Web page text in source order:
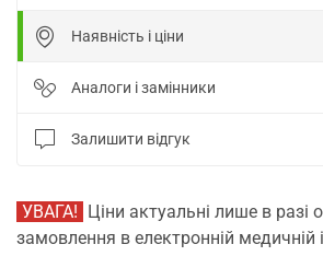
Наявність і ціни
Аналоги і замінники
Залишити відгук
УВАГА! Ціни актуальні лише в разі
замовлення в електронній медичній